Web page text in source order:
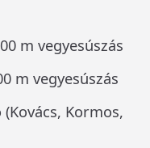
m vegyesúszás
m vegyesúszás
Kormos,